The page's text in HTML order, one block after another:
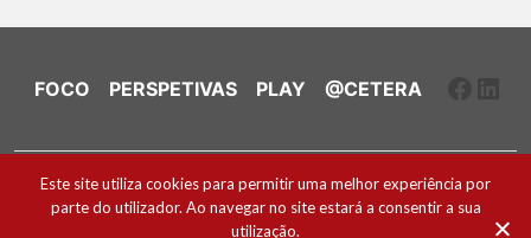
FOCO PERSPETIVAS PLAY @CETERA
Ficha Técnica e Estatuto Editorial
Política de Cookies
Este site utiliza cookies para permitir uma melhor experiência por
parte do utilizador. Ao navegar no site estará a consentir a sua
utilização.